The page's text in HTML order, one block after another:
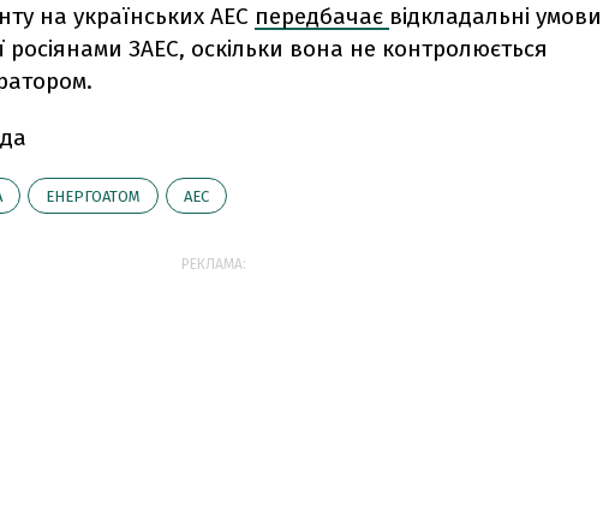
на українських АЕС передбачає відкладальні умови
ЗАЕС, оскільки вона не контролюється
ЕНЕРГОАТОМ АЕС
РЕКЛАМА: